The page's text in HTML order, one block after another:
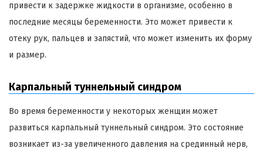
привести к задержке жидкости в организме, особенно в
последние месяцы беременности. Это может привести к
отеку рук, пальцев и запястий, что может изменить их форму
и размер.
Карпальный туннельный синдром
Во время беременности у некоторых женщин может
развиться карпальный туннельный синдром. Это состояние
возникает из-за увеличенного давления на срединный нерв,